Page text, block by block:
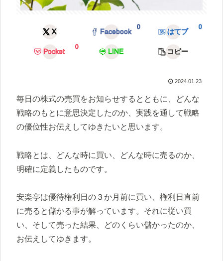
X Facebook
0
はてブ
0
Pocket
0
LINE コピー
2024.01.23
毎日の株式の売買をお知らせするとともに、どんな
戦略のもとに意思決定したのか、実践を通して戦略
の優位性お伝えしてゆきたいと思います。
戦略とは、どんな時に買い、どんな時に売るのか、
明確に定義したものです。
安楽亭は優待権利日の３か月前に買い、権利日直前
に売ると儲かる事が解っています。それに従い買
い、そして売った結果、どのくらい儲かったのか、
お伝えしてゆきます。